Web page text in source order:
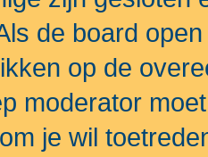
de board
op de
moderator
je wil